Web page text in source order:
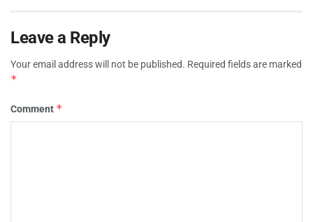
Leave a Reply
Your email address will not be published. Required fields are marked
*
Comment *